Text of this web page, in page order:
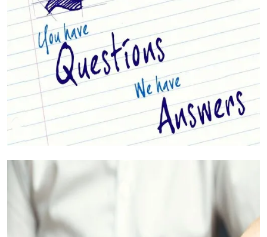
Ваши вопросы, на которые мы ответим
(Часто задаваемые вопросы)